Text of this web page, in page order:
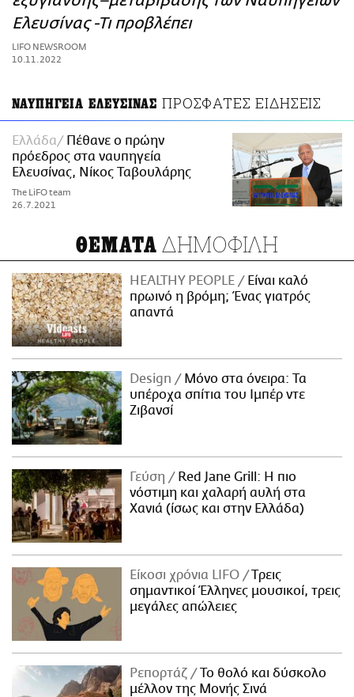
ΑΜΠΑ
PRINT
Ελευσίνας -Τι προβλέπει
LIFO NEWSROOM
10.11.2022
ΝΑΥΠΗΓΕΙΑ ΕΛΕΥΣΙΝΑΣ ΠΡΟΣΦΑΤΕΣ ΕΙΔΗΣΕΙΣ
Ελλάδα
Πέθανε ο πρώην
πρόεδρος στα ναυπηγεία
Ελευσίνας, Νίκος Ταβουλάρης
The LiFO team
26.7.2021
ΘΕΜΑΤΑ ΔΗΜΟΦΙΛΗ
HEALTHY PEOPLE
Είναι καλό
πρωινό η βρόμη; Ένας γιατρός
απαντά
Design
Μόνο στα όνειρα: Τα
υπέροχα σπίτια του Ιμπέρ ντε
Ζιβανσί
Γεύση
Red Jane Grill: Η πιο
νόστιμη και χαλαρή αυλή στα
Χανιά (ίσως και στην Ελλάδα)
Είκοσι χρόνια LIFO
Tρεις
σημαντικοί Έλληνες μουσικοί, τρεις
μεγάλες απώλειες
Ρεπορτάζ
Το θολό και δύσκολο
μέλλον της Μονής Σινά